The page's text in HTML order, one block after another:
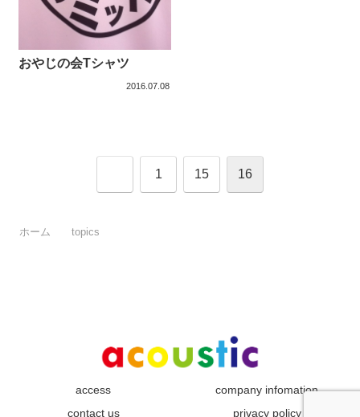
おやじの会Tシャツ
2016.07.08
1 15 16
ホーム topics
access
company infomation
contact us
privacy policy